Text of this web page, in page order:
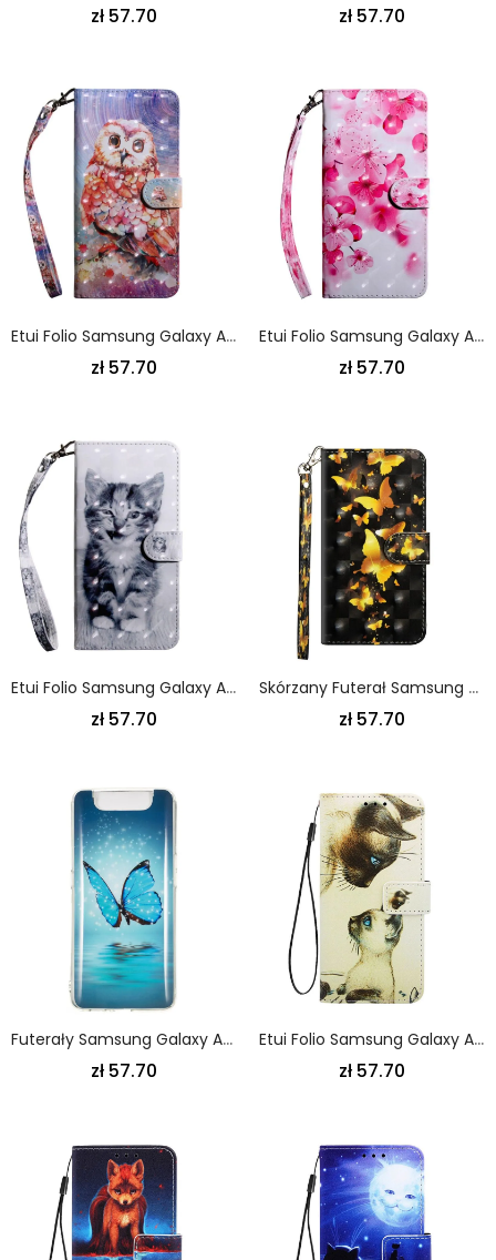
zł 57.70 zł 57.70
Etui Folio Samsung Galaxy A80 / A90 Zarodek Sowy
zł 57.70
Etui Folio Samsung Galaxy A80 / A90 Różowe Kwiaty
zł 57.70
Etui Folio Samsung Galaxy A80 / A90 Zignoruj Kotka
zł 57.70
Skórzany Futerał Samsung Galaxy A80 / A90 Etui Na Telefon Żółte Motyle
zł 57.70
Futerały Samsung Galaxy A80 / A90 Etui Na Telefon Fluorescencyjny Niebieski Motyl
zł 57.70
Etui Folio Samsung Galaxy A80 / A90 Kotek I Mama Etui Ochronne
zł 57.70